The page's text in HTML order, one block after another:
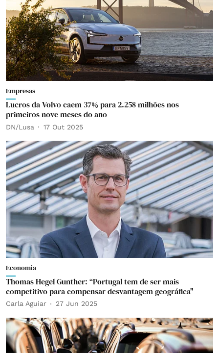
Empresas
Lucros da Volvo caem 37% para 2.258 milhões nos
primeiros nove meses do ano
DN/Lusa 17 Out 2025
Economia
Thomas Hegel Gunther: “Portugal tem de ser mais
competitivo para compensar desvantagem geográfica"
Carla Aguiar 27 Jun 2025